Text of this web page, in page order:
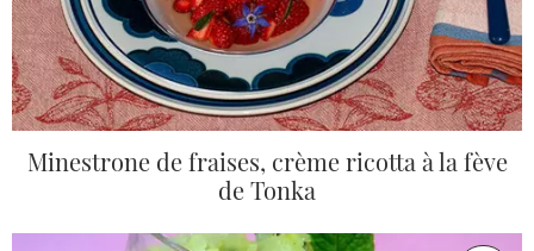
Minestrone de fraises, crème ricotta à la fève
de Tonka